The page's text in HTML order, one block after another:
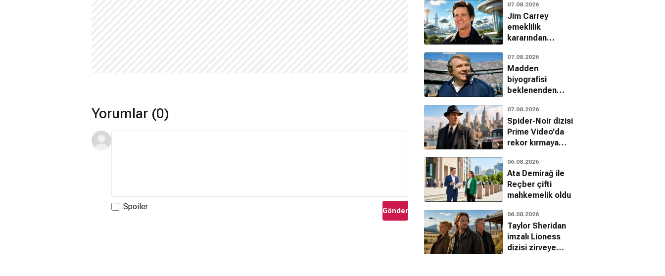
Yorumlar (0)
Spoiler Gönder
07.08.2026
Jim Carrey
emeklilik
kararından
Jetgiller ile
dönüyor
07.08.2026
Madden
biyografisi
beklenenden
07.08.2026
Spider-Noir dizisi
Prime Video'da
rekor kırmaya
06.08.2026
Ata Demirağ ile
Reçber çifti
mahkemelik oldu
06.08.2026
Taylor Sheridan
imzalı Lioness
dizisi zirveye